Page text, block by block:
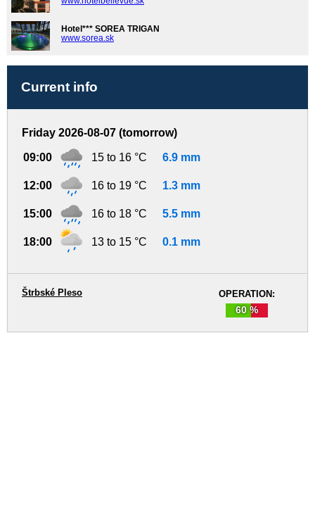
Hotel*** SOREA TRIGAN
www.sorea.sk
Current info
Friday 2026-08-07 (tomorrow)
09:00 15 to 16 °C 6.9 mm
12:00 16 to 19 °C 1.3 mm
15:00 16 to 18 °C 5.5 mm
18:00 13 to 15 °C 0.1 mm
OPERATION:
60 %
Štrbské Pleso